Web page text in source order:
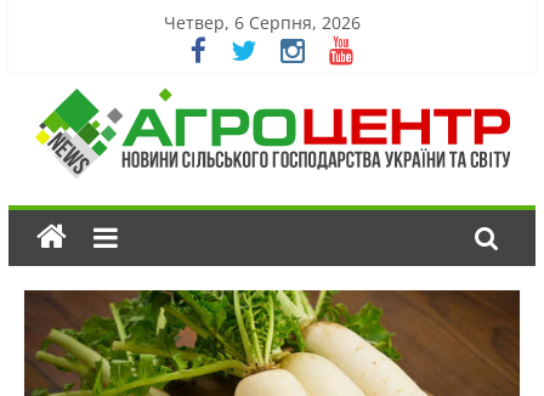
Четвер, 6 Серпня, 2026